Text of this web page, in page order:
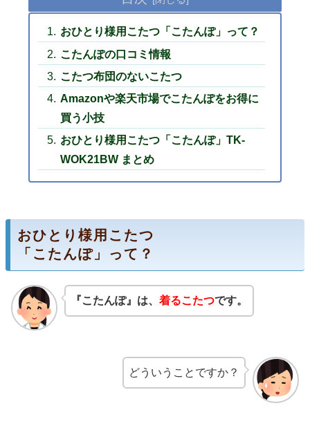
おひとり様用こたつ「こたんぽ」って？
こたんぽの口コミ情報
こたつ布団のないこたつ
Amazonや楽天市場でこたんぽをお得に
買う小技
おひとり様用こたつ「こたんぽ」TK-
WOK21BW まとめ
おひとり様用こたつ
「こたんぽ」って？
『こたんぽ』は、 着るこたつです。
どういうことですか？